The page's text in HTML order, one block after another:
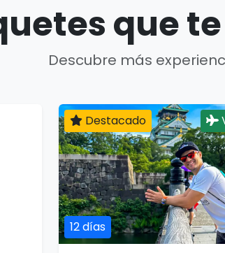
que
Descubre más
12 días
Destacado